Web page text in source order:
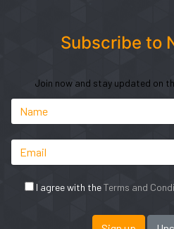
Subscribe to
Join now and stay updated on
I agree with theTerms and